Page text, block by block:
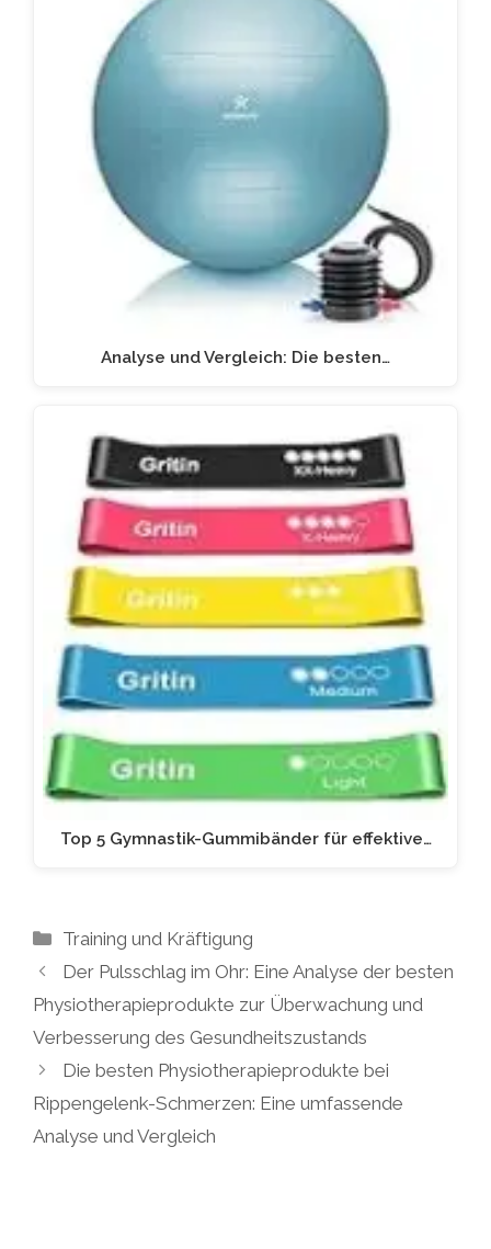
Analyse und Vergleich: Die besten…
Top 5 Gymnastik-Gummibänder für effektive…
Kategorien
Training und Kräftigung
Der Pulsschlag im Ohr: Eine Analyse der besten
Physiotherapieprodukte zur Überwachung und
Verbesserung des Gesundheitszustands
Die besten Physiotherapieprodukte bei
Rippengelenk-Schmerzen: Eine umfassende
Analyse und Vergleich